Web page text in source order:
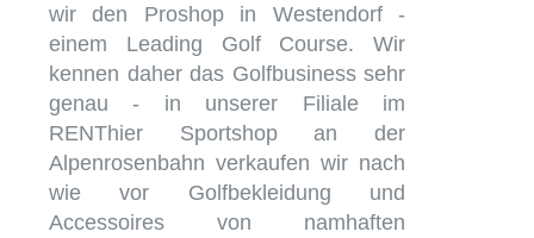
wir den Proshop in Westendorf -
einem Leading Golf Course. Wir
kennen daher das Golfbusiness sehr
genau - in unserer Filiale im
RENThier Sportshop an der
Alpenrosenbahn verkaufen wir nach
wie vor Golfbekleidung und
Accessoires von namhaften